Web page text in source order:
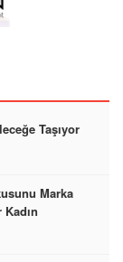
Taşıyor
Marka